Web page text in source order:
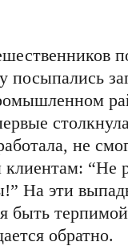
посыпались
не
“Не
На эти
быть
обратно.